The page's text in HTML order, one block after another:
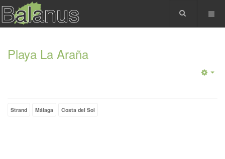
Playa La Araña
Strand Málaga Costa del Sol